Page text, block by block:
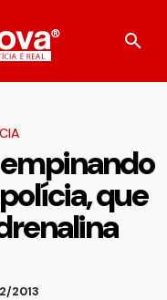
que
2013